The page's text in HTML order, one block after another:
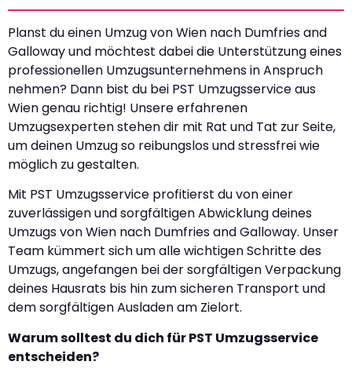
Planst du einen Umzug von Wien nach Dumfries and
Galloway und möchtest dabei die Unterstützung eines
professionellen Umzugsunternehmens in Anspruch
nehmen? Dann bist du bei PST Umzugsservice aus
Wien genau richtig! Unsere erfahrenen
Umzugsexperten stehen dir mit Rat und Tat zur Seite,
um deinen Umzug so reibungslos und stressfrei wie
möglich zu gestalten.
Mit PST Umzugsservice profitierst du von einer
zuverlässigen und sorgfältigen Abwicklung deines
Umzugs von Wien nach Dumfries and Galloway. Unser
Team kümmert sich um alle wichtigen Schritte des
Umzugs, angefangen bei der sorgfältigen Verpackung
deines Hausrats bis hin zum sicheren Transport und
dem sorgfältigen Ausladen am Zielort.
Warum solltest du dich für PST Umzugsservice
entscheiden?